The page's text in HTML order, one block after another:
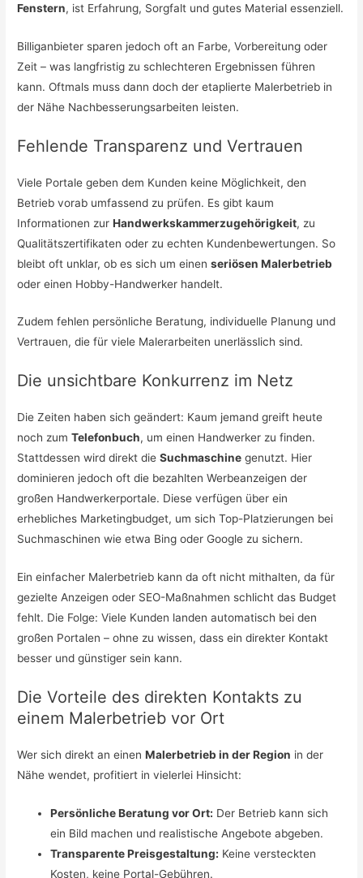
Fenstern, ist Erfahrung, Sorgfalt und gutes Material essenziell.
Billiganbieter sparen jedoch oft an Farbe, Vorbereitung oder
Zeit – was langfristig zu schlechteren Ergebnissen führen
kann. Oftmals muss dann doch der etaplierte Malerbetrieb in
der Nähe Nachbesserungsarbeiten leisten.
Fehlende Transparenz und Vertrauen
Viele Portale geben dem Kunden keine Möglichkeit, den
Betrieb vorab umfassend zu prüfen. Es gibt kaum
Informationen zurHandwerkskammerzugehörigkeit, zu
Qualitätszertifikaten oder zu echten Kundenbewertungen. So
bleibt oft unklar, ob es sich um einenseriösen Malerbetrieb
oder einen Hobby-Handwerker handelt.
Zudem fehlen persönliche Beratung, individuelle Planung und
Vertrauen, die für viele Malerarbeiten unerlässlich sind.
Die unsichtbare Konkurrenz im Netz
Die Zeiten haben sich geändert: Kaum jemand greift heute
noch zumTelefonbuch, um einen Handwerker zu finden.
Stattdessen wird direkt dieSuchmaschine genutzt. Hier
dominieren jedoch oft die bezahlten Werbeanzeigen der
großen Handwerkerportale. Diese verfügen über ein
erhebliches Marketingbudget, um sich Top-Platzierungen bei
Suchmaschinen wie etwa Bing oder Google zu sichern.
Ein einfacher Malerbetrieb kann da oft nicht mithalten, da für
gezielte Anzeigen oder SEO-Maßnahmen schlicht das Budget
fehlt. Die Folge: Viele Kunden landen automatisch bei den
großen Portalen – ohne zu wissen, dass ein direkter Kontakt
besser und günstiger sein kann.
Die Vorteile des direkten Kontakts zu
einem Malerbetrieb vor Ort
Wer sich direkt an einenMalerbetrieb in der Region in der
Nähe wendet, profitiert in vielerlei Hinsicht:
Persönliche Beratung vor Ort: Der Betrieb kann sich
ein Bild machen und realistische Angebote abgeben.
Transparente Preisgestaltung: Keine versteckten
Kosten, keine Portal-Gebühren.